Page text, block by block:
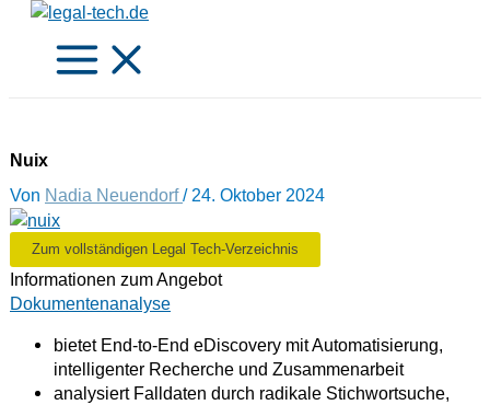
Zum
springen
Nuix
Von Nadia Neuendorf/ 24. Oktober 2024
Zum vollständigen Legal Tech-Verzeichnis
Informationen zum Angebot
Dokumentenanalyse
bietet End-to-End eDiscovery mit Automatisierung,
intelligenter Recherche und Zusammenarbeit
analysiert Falldaten durch radikale Stichwortsuche,